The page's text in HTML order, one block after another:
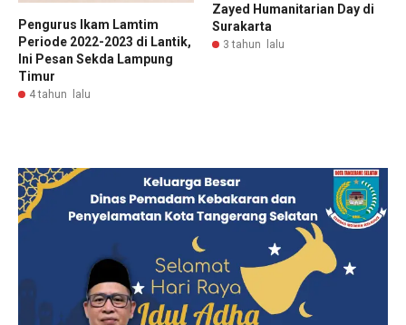
Pengurus Ikam Lamtim
Periode 2022-2023 di Lantik,
Ini Pesan Sekda Lampung
Timur
4 tahun lalu
Zayed Humanitarian Day di
Surakarta
3 tahun lalu